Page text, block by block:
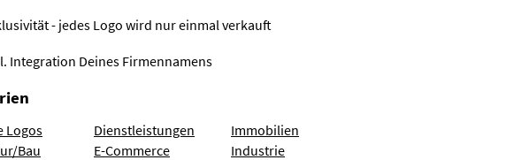
- jedes Logo wird nur einmal verkauft
Integration Deines Firmennamens
Logos
Bau
Dienstleistungen
E-Commerce
Immobilien
Industrie